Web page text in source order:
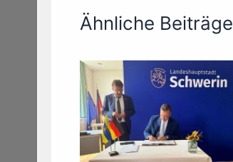
Ähnliche Beiträge